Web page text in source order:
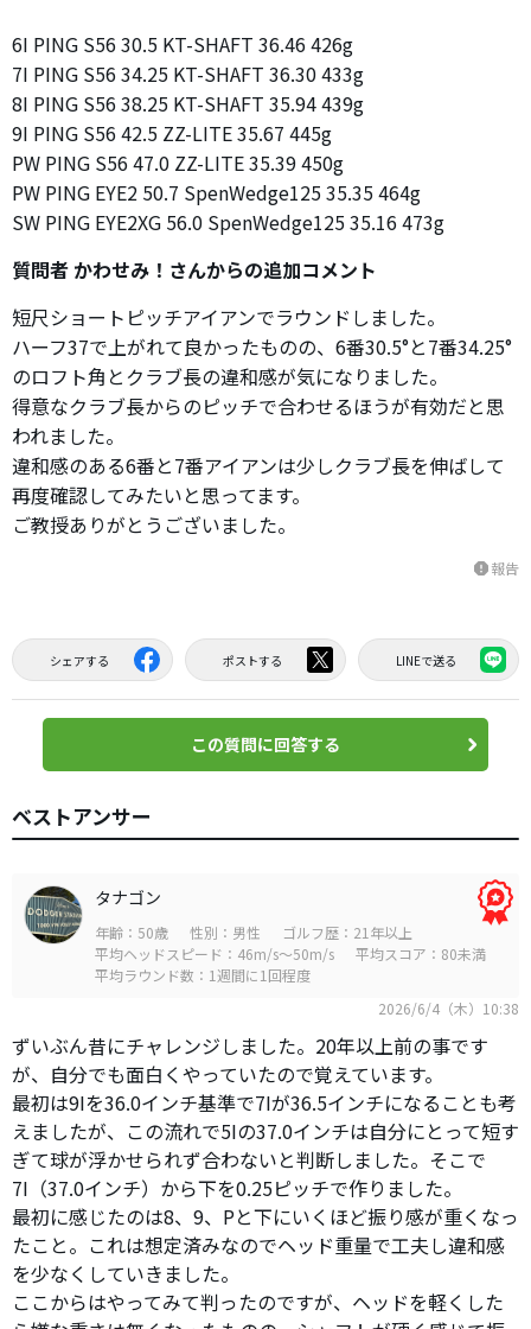
6I PING S56 30.5 KT-SHAFT 36.46 426g
7I PING S56 34.25 KT-SHAFT 36.30 433g
8I PING S56 38.25 KT-SHAFT 35.94 439g
9I PING S56 42.5 ZZ-LITE 35.67 445g
PW PING S56 47.0 ZZ-LITE 35.39 450g
PW PING EYE2 50.7 SpenWedge125 35.35 464g
SW PING EYE2XG 56.0 SpenWedge125 35.16 473g
質問者 かわせみ！さんからの追加コメント
短尺ショートピッチアイアンでラウンドしました。
ハーフ37で上がれて良かったものの、6番30.5°と7番34.25°
のロフト角とクラブ長の違和感が気になりました。
得意なクラブ長からのピッチで合わせるほうが有効だと思
われました。
違和感のある6番と7番アイアンは少しクラブ長を伸ばして
再度確認してみたいと思ってます。
ご教授ありがとうございました。
report報告
シェアする ポストする LINEで送る
この質問に回答する
ベストアンサー
タナゴン
年齢：50歳 性別：男性
ゴルフ歴：21年以上
平均ヘッドスピード：46m/s～50m/s
平均スコア：80未満
平均ラウンド数：1週間に1回程度
2026/6/4（木）10:38
ずいぶん昔にチャレンジしました。20年以上前の事です
が、自分でも面白くやっていたので覚えています。
最初は9Iを36.0インチ基準で7Iが36.5インチになることも考
えましたが、この流れで5Iの37.0インチは自分にとって短す
ぎて球が浮かせられず合わないと判断しました。そこで
7I（37.0インチ）から下を0.25ピッチで作りました。
最初に感じたのは8、9、Pと下にいくほど振り感が重くなっ
たこと。これは想定済みなのでヘッド重量で工夫し違和感
を少なくしていきました。
ここからはやってみて判ったのですが、ヘッドを軽くした